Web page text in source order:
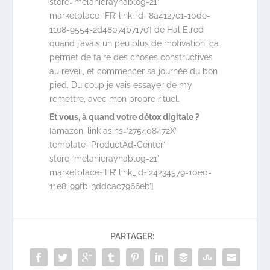
marketplace=’FR’ link_id=’8a4127c1-10de-
11e8-9554-2d48074b717e’] de Hal Elrod
quand j’avais un peu plus de motivation, ça
permet de faire des choses constructives
au réveil, et commencer sa journée du bon
pied. Du coup je vais essayer de m’y
remettre, avec mon propre rituel.
Et vous, à quand votre détox digitale ?
[amazon_link asins=’275408472X’
template=’ProductAd-Center’
store=’melanieraynablog-21′
marketplace=’FR’ link_id=’24234579-10e0-
11e8-99fb-3ddcac7966eb’]
PARTAGER: